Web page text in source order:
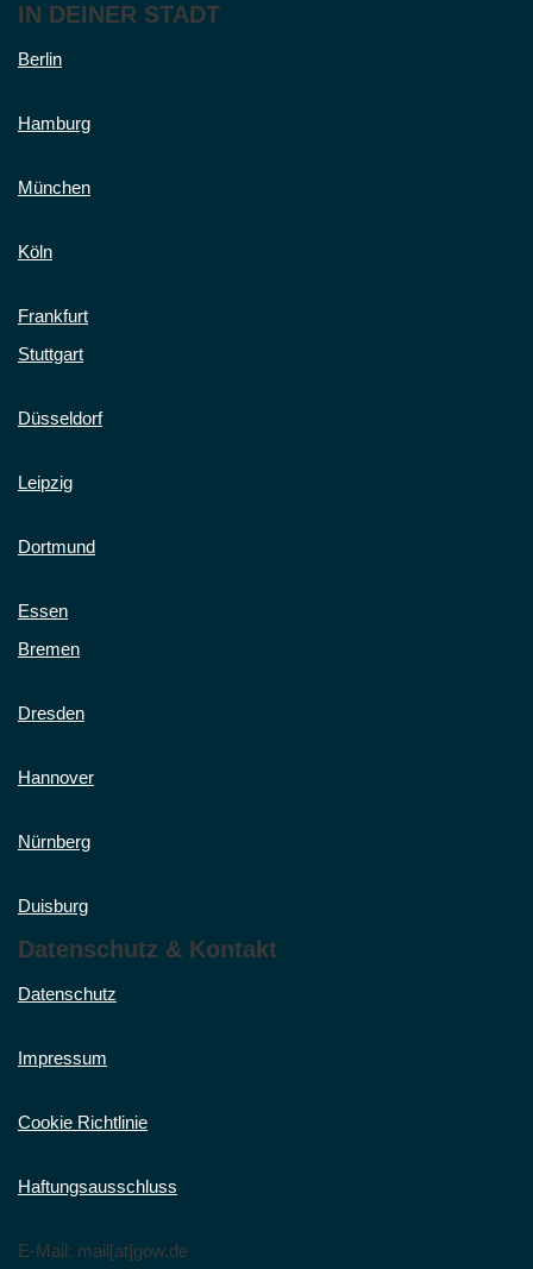
IN DEINER STADT
Berlin
Hamburg
München
Köln
Frankfurt
Stuttgart
Düsseldorf
Leipzig
Dortmund
Essen
Bremen
Dresden
Hannover
Nürnberg
Duisburg
Datenschutz & Kontakt
Datenschutz
Impressum
Cookie Richtlinie
Haftungsausschluss
E-Mail: mail[at]gow.de